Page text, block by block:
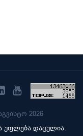
2026
უფლება დაცულია.